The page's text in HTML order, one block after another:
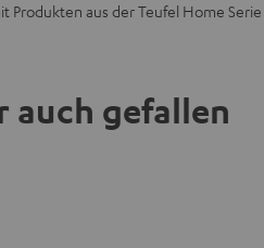
Produkten aus der Teufel Home
auch gefallen